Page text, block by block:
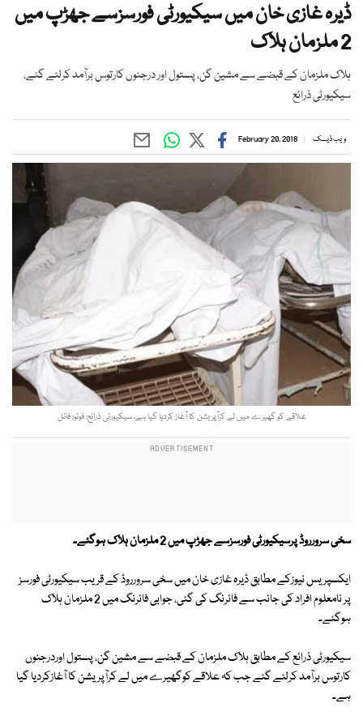
ڈیرہ غازی خان میں سیکیورٹی فورسزسے جھڑپ میں
2 ملزمان ہلاک
ہلاک ملزمان کے قبضے سے مشین گن، پستول اور درجنوں کارتوس برآمد کرلئے گئے،
سیکیورٹی ذرائع
ویب ڈیسک February 20, 2018
علاقے کو گھیرے میں لے کرآپریشن کا آغاز کردیا گیا ہے، سیکیورٹی ذرائع: فوٹو: فائل
سخی سرورروڈ پرسیکیورٹی فورسزسے جھڑپ میں 2 ملزمان ہلاک ہوگئے۔
ایکسپریس نیوزکے مطابق ڈیرہ غازی خان میں سخی سرورروڈ کے قریب سیکیورٹی فورسز
پر نامعلوم افراد کی جانب سے فائرنگ کی گئی، جوابی فائرنگ میں 2 ملزمان ہلاک
ہوگئے۔
سیکیورٹی ذرائع کے مطابق ہلاک ملزمان کے قبضے سے مشین گن، پستول اوردرجنوں
کارتوس برآمد کرلئے گئے جب کہ علاقے کوگھیرے میں لے کرآپریشن کا آغازکردیا گیا
ہے۔